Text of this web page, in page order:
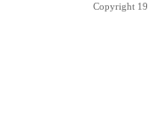
Copyright